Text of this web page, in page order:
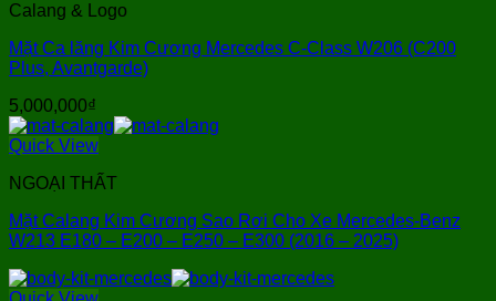
Calang & Logo
Mặt Ca lăng Kim Cương Mercedes C-Class W206 (C200
Plus, Avantgarde)
5,000,000₫
Quick View
NGOẠI THẤT
Mặt Calang Kim Cương Sao Rơi Cho Xe Mercedes-Benz
W213 E180 – E200 – E250 – E300 (2016 – 2025)